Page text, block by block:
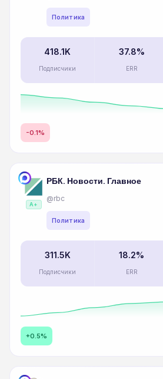
Политика
418.1K
Подписчики
37.8%
ERR
-0.1%
A+
РБК. Новости. Главное
@rbc
Политика
311.5K
Подписчики
18.2%
ERR
+0.5%